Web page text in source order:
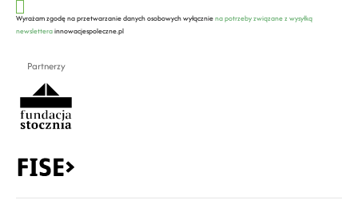
Wyrażam zgodę na przetwarzanie danych osobowych wyłączniena potrzeby związane z wysyłką
newsletterainnowacjespoleczne.pl
Partnerzy